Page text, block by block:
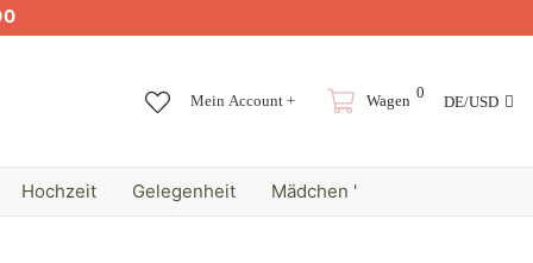
Mein Account + Wagen 0 DE/USD
Hochzeit Gelegenheit Mädchen '